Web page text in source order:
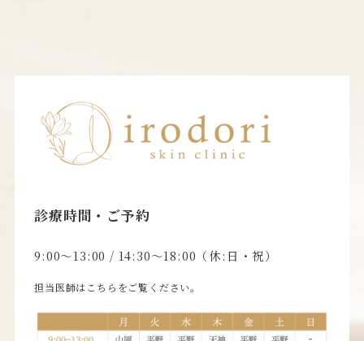
診療時間・ご予約
9:00〜13:00 / 14:30〜18:00（休:日・祝）
担当医師はこちらをご覧ください。